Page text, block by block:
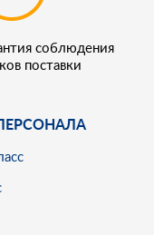
соблюдения
поставки